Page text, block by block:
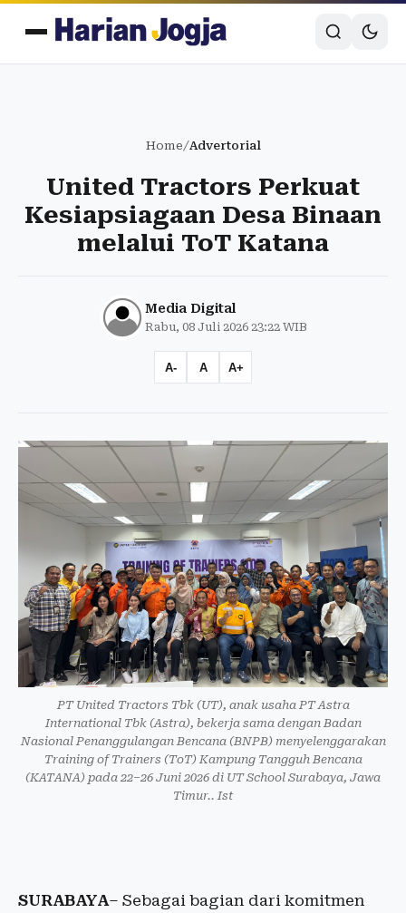
Home/Advertorial
United Tractors Perkuat
Kesiapsiagaan Desa Binaan
melalui ToT Katana
Media Digital
Rabu, 08 Juli 2026 23:22 WIB
A- A A+
PT United Tractors Tbk (UT), anak usaha PT Astra
International Tbk (Astra), bekerja sama dengan Badan
Nasional Penanggulangan Bencana (BNPB) menyelenggarakan
Training of Trainers (ToT) Kampung Tangguh Bencana
(KATANA) pada 22–26 Juni 2026 di UT School Surabaya, Jawa
Timur.. Ist
SURABAYA– Sebagai bagian dari komitmen